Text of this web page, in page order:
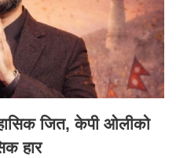
जित, केपी ओलीको
हार